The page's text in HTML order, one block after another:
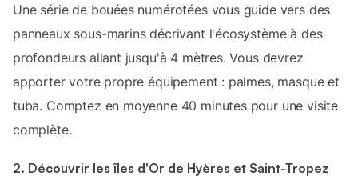
Une série de bouées numérotées vous guide vers des
panneaux sous-marins décrivant l'écosystème à des
profondeurs allant jusqu'à 4 mètres. Vous devrez
apporter votre propre équipement : palmes, masque et
tuba. Comptez en moyenne 40 minutes pour une visite
complète.
2. Découvrir les îles d'Or de Hyères et Saint-Tropez